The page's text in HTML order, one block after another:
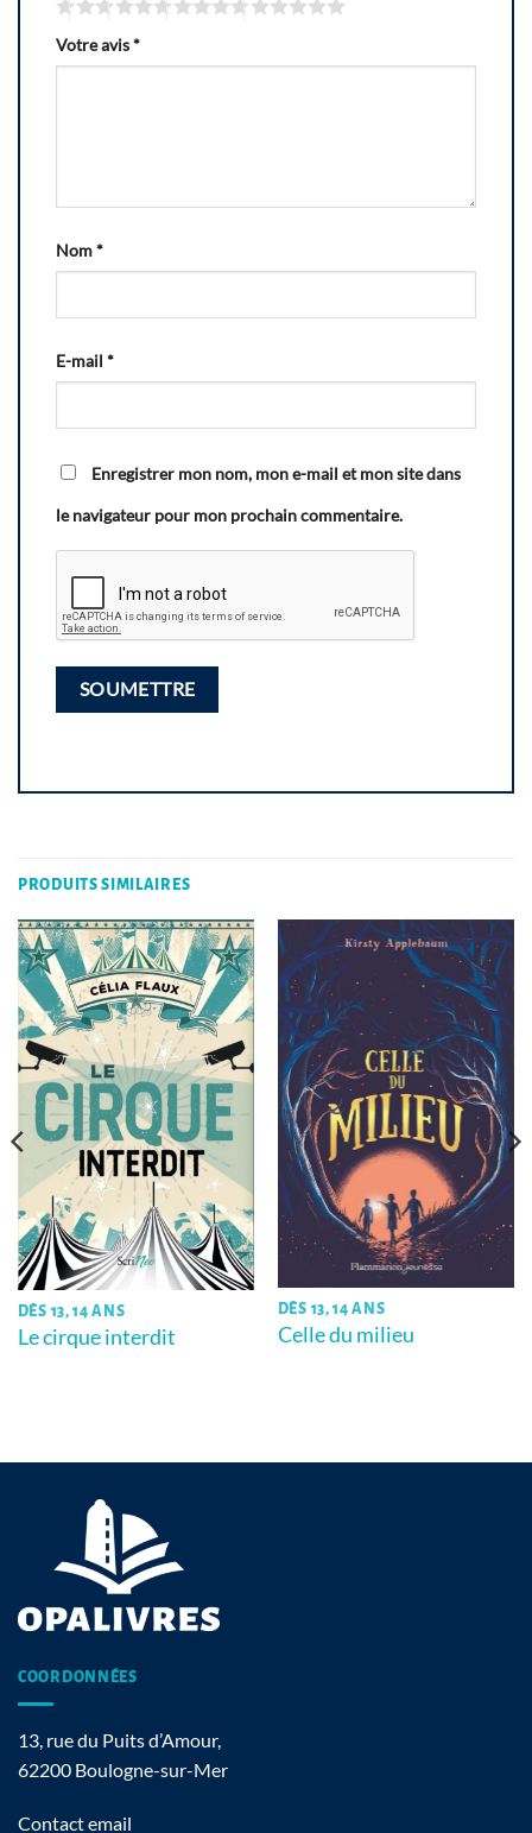
Votre avis*
Nom*
E-mail *
Enregistrer mon nom, mon e-mail et mon site dans
le navigateur pour mon prochain commentaire.
PRODUITS SIMILAIRES
DÈS 13, 14 ANS
Le cirque interdit
DÈS 13, 14 ANS
Celle du milieu
COORDONNÉES
13, rue du Puits d’Amour,
62200 Boulogne-sur-Mer
Contact email